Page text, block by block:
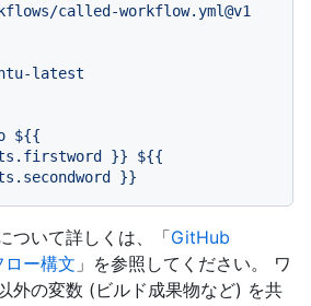
called-workflow.yml@v1
latest
${{
}}
${{
}}
ついて詳しくは、「GitHub
ー構文 」を参照してください。 ワ
外の変数 (ビルド成果物など) を共